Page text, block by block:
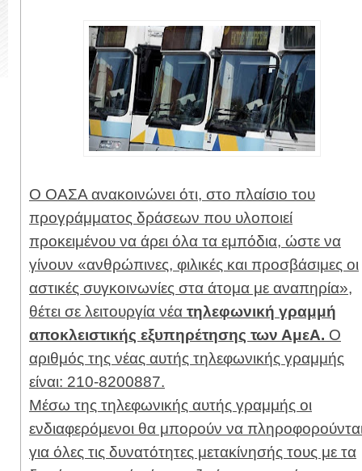
Ο ΟΑΣΑ ανακοινώνει ότι, στο πλαίσιο του
προγράμματος δράσεων που υλοποιεί
προκειμένου να άρει όλα τα εμπόδια, ώστε να
γίνουν «ανθρώπινες, φιλικές και προσβάσιμες οι
αστικές συγκοινωνίες στα άτομα με αναπηρία»,
θέτει σε λειτουργία νέα τηλεφωνική γραμμή
αποκλειστικής εξυπηρέτησης των ΑμεΑ. Ο
αριθμός της νέας αυτής τηλεφωνικής γραμμής
είναι: 210-8200887.
Μέσω της τηλεφωνικής αυτής γραμμής οι
ενδιαφερόμενοι θα μπορούν να
για όλες τις δυνατότητες μετακίνησής τους με τα